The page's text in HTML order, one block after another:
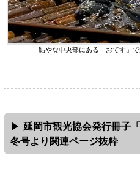
鮎やな中央部にある「おてす」
延岡市観光協会発行冊子
冬号より関連ページ抜粋